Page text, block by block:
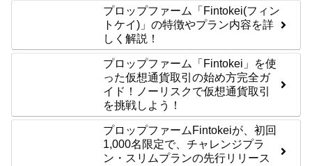
プロップファーム「Fintokei(フィン
トケイ)」の特徴やプラン内容を詳
しく解説！
プロップファーム「Fintokei」を使
った仮想通貨取引の始め方完全ガ
イド！ノーリスクで仮想通貨取引
を挑戦しよう！
プロップファームFintokeiが、初回
1,000名限定で、チャレンジプラ
ン・スリムプランの先行リリース